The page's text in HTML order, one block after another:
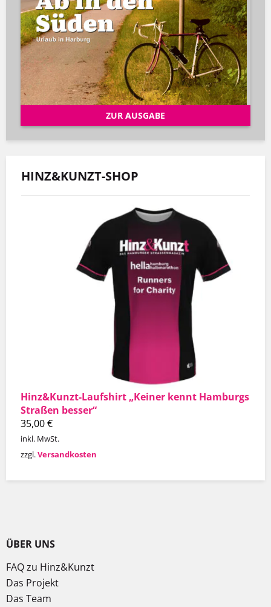
ZUR AUSGABE
HINZ&KUNZT-SHOP
Hinz&Kunzt-Laufshirt „Keiner kennt Hamburgs
Straßen besser“
35,00€
inkl. MwSt.
zzgl.Versandkosten
ÜBER UNS
FAQ zu Hinz&Kunzt
Das Projekt
Das Team